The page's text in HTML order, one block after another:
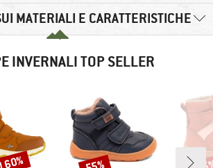
MATERIALI E CARATTERISTICHE
INVERNALI TOP SELLER
Sconto